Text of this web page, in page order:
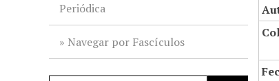
Periódica
Navegar por Fascículos